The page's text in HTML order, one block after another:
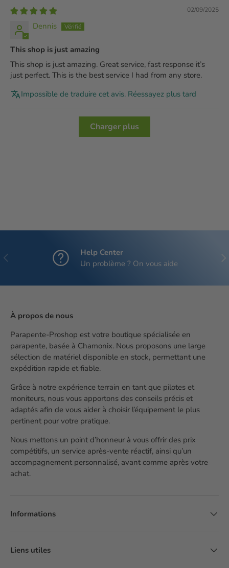
02/09/2025
Dennis
This shop is just amazing
This shop is just amazing. Great service, fast response it’s
just perfect. This is the best service I had from any store.
Impossible de traduire cet avis. Réessayez plus tard
Charger plus
Précédent
Help Center
Un problème ? On vous aide
À propos de nous
Parapente-Proshop est votre boutique spécialisée en
parapente, basée à Chamonix. Nous proposons une large
sélection de matériel disponible en stock, permettant une
expédition rapide et fiable.
Grâce à notre expérience terrain en tant que pilotes et
moniteurs, nous vous apportons des conseils précis et
adaptés afin de vous aider à choisir l’équipement le plus
pertinent pour votre pratique.
Nous mettons un point d’honneur à vous offrir des prix
compétitifs, un service après-vente réactif, ainsi qu’un
accompagnement personnalisé, avant comme après votre
achat.
Informations
Liens utiles